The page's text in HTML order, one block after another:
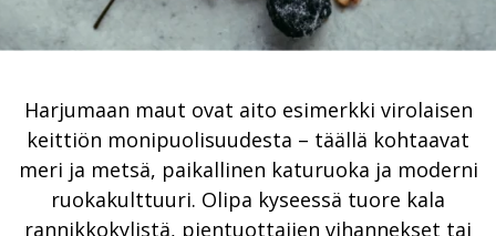
Harjumaan maut ovat aito esimerkki virolaisen
keittiön monipuolisuudesta – täällä kohtaavat
meri ja metsä, paikallinen katuruoka ja moderni
ruokakulttuuri. Olipa kyseessä tuore kala
rannikkokylistä, pientuottajien vihannekset tai